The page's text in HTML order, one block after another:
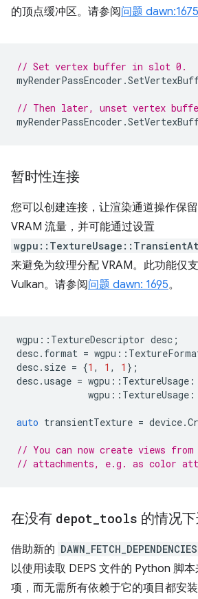
的顶点缓冲区。请参阅问题 dawn:1675
// Set vertex buffer in slot 0.
myRenderPassEncoder .
// Then later, unset vertex
myRenderPassEncoder .
暂时性连接
您可以创建连接，让渲染通道操作保
VRAM 流量，并可能通过设置
来避免为纹理分配 VRAM。此功能仅
Vulkan。请参阅问题 dawn: 1695。
wgpu :: TextureDescriptor desc ;
desc. format = wgpu ::
desc. size = {1 , 1 , 1 };
desc.usage = wgpu :: TextureUsage
wgpu :: TextureUsage
auto transientTexture = device.
// You can now create views
// attachments, e.g. as color
在没有 depot tools 的情况
借助新的 DAWN_FETCH_DEPENDENCIES
以使用读取 DEPS 文件的 Python 脚
项，而无需所有依赖于它的项目都安装